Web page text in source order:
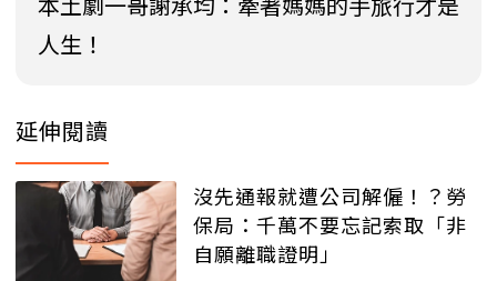
人生！
延伸閱讀
沒先通報就遭公司解僱！？勞
保局：千萬不要忘記索取「非
自願離職證明」